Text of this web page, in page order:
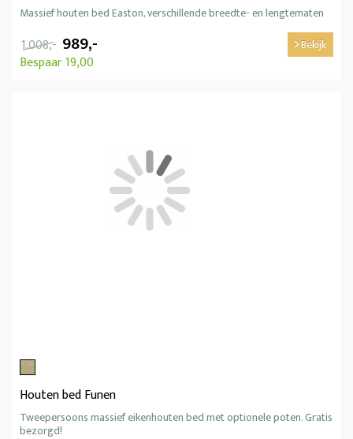
Massief houten bed Easton, verschillende breedte- en lengtematen
1.008,- 989,-
Bespaar 19,00
Bekijk
Houten bed Funen
Tweepersoons massief eikenhouten bed met optionele poten. Gratis
bezorgd!